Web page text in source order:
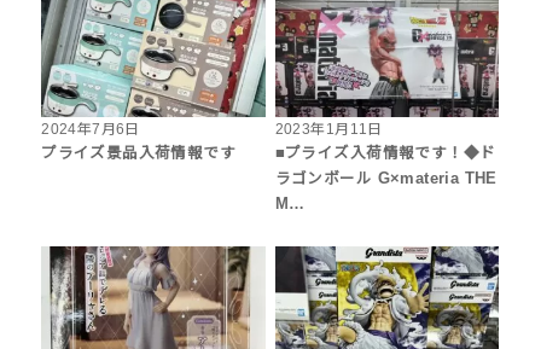
2024年7月6日
プライズ景品入荷情報です
2023年1月11日
■プライズ入荷情報です！◆ド
ラゴンボール G×materia THE
M…